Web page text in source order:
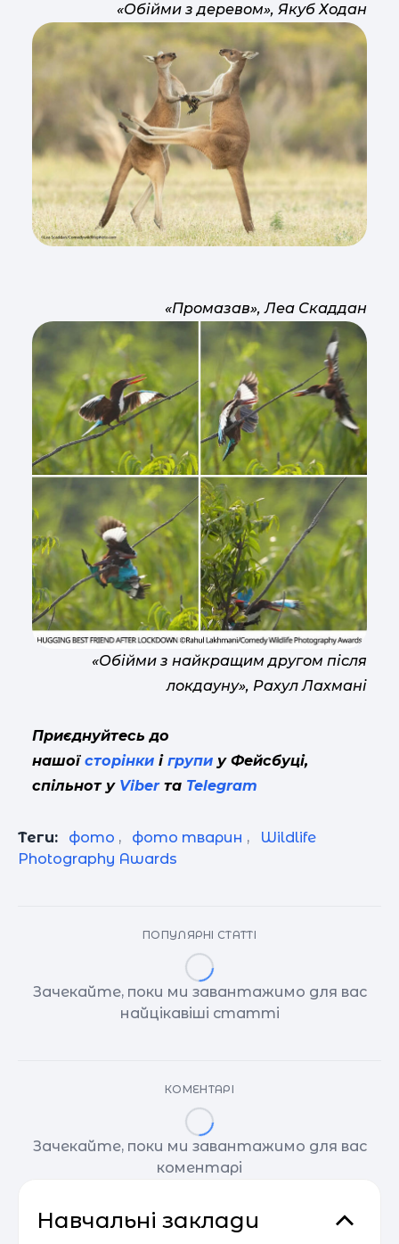
«Обійми з деревом», Якуб Ходан
«Промазав», Леа Скаддан
«Обійми з найкращим другом після
локдауну», Рахул Лахмані
Приєднуйтесь до
нашої сторінки і групи у Фейсбуці,
спільнот у Viberта Telegram
Теги: фото , фото тварин ,
Wildlife
Photography Awards
ПОПУЛЯРНІ СТАТТІ
Зачекайте, поки ми завантажимо для вас
найцікавіші статті
КОМЕНТАРІ
Зачекайте, поки ми завантажимо для вас
коментарі
Навчальні заклади